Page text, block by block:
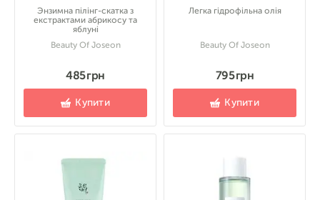
Энзимна пілінг-скатка з
екстрактами абрикосу та
яблуні
Beauty Of Joseon
485 грн
Купити
Легка гідрофільна олія
Beauty Of Joseon
795 грн
Купити